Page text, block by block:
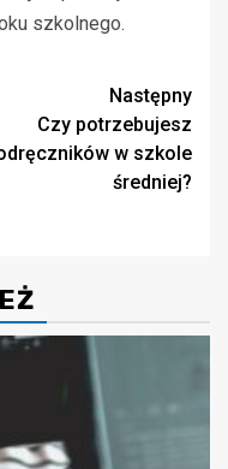
szkolnego.
Następny
Czy potrzebujesz
w szkole
średniej?